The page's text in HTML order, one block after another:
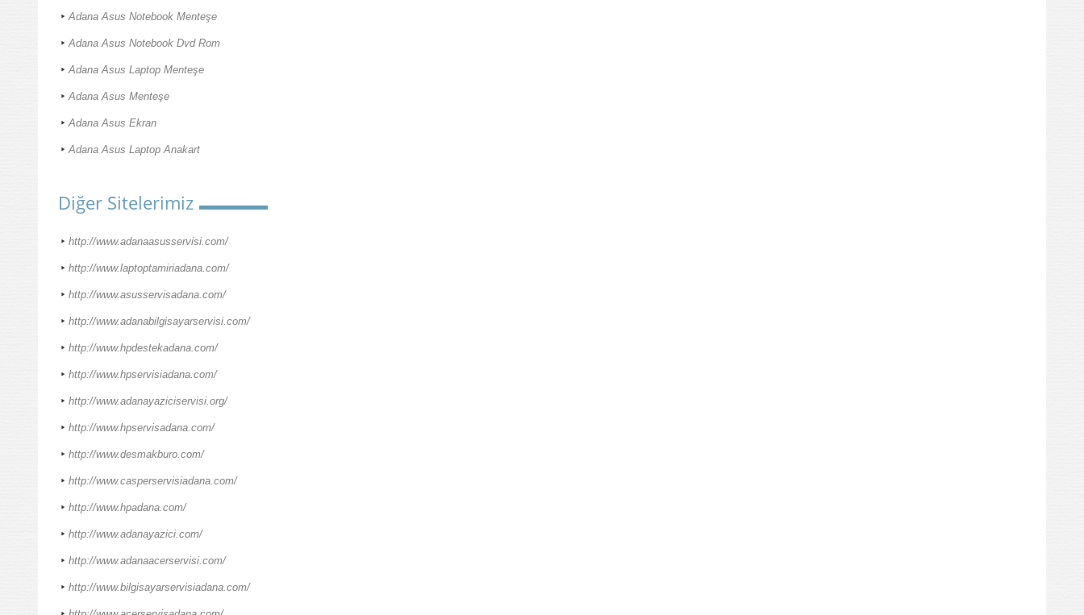
Adana Asus Notebook Menteşe
Adana Asus Notebook Dvd Rom
Adana Asus Laptop Menteşe
Adana Asus Menteşe
Adana Asus Ekran
Adana Asus Laptop Anakart
Diğer Sitelerimiz
http://www.adanaasusservisi.com/
http://www.laptoptamiriadana.com/
http://www.asusservisadana.com/
http://www.adanabilgisayarservisi.com/
http://www.hpdestekadana.com/
http://www.hpservisiadana.com/
http://www.adanayaziciservisi.org/
http://www.hpservisadana.com/
http://www.desmakburo.com/
http://www.casperservisiadana.com/
http://www.hpadana.com/
http://www.adanayazici.com/
http://www.adanaacerservisi.com/
http://www.bilgisayarservisiadana.com/